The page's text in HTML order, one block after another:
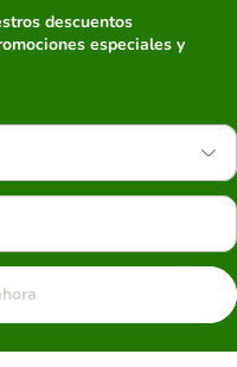
descuentos
especiales y